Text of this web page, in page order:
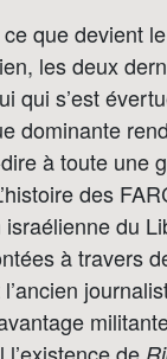
que devient
les deux
qui s’est
dominante
à toute une
des
israélienne du
à travers